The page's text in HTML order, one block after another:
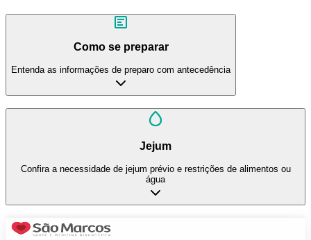
Como se preparar
Entenda as informações de preparo com antecedência
Jejum
Confira a necessidade de jejum prévio e restrições de alimentos ou
água